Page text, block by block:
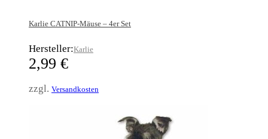
Karlie CATNIP-Mäuse – 4er Set
Hersteller:Karlie
2,99 €
zzgl. Versandkosten